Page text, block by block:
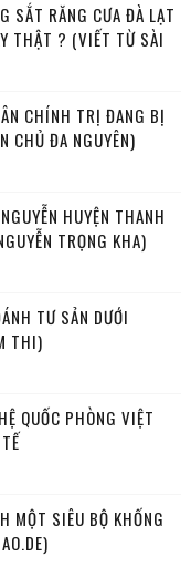
SẮT RĂNG CƯA ĐÀ LẠT
THẬT ? (VIẾT TỪ SÀI
CHÍNH TRỊ ĐANG BỊ
CHỦ ĐA NGUYÊN)
HUYỆN THANH
TRỌNG KHA)
TƯ SẢN DƯỚI
THI)
QUỐC PHÒNG VIỆT
MỘT SIÊU BỘ KHỐNG